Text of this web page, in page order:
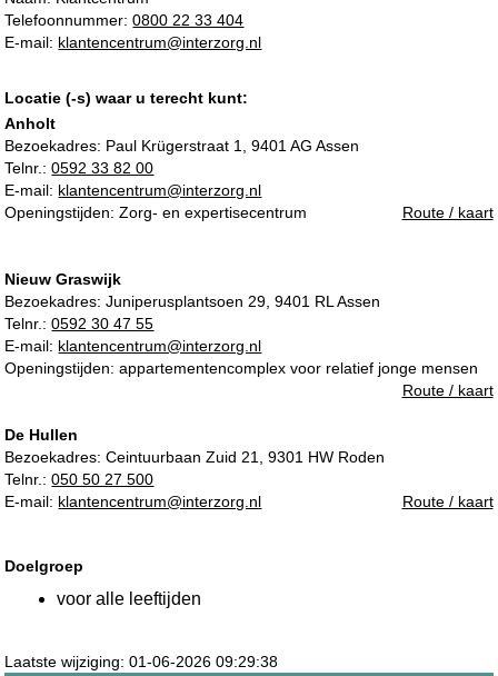
Telefoonnummer:0800 22 33 404
E-mail: klantencentrum@interzorg.nl
Locatie (-s) waar u terecht kunt:
Anholt
Bezoekadres: Paul Krügerstraat 1, 9401 AG Assen
Telnr.:0592 33 82 00
E-mail: klantencentrum@interzorg.nl
Openingstijden: Zorg- en expertisecentrum
Route / kaart
Nieuw Graswijk
Bezoekadres:Juniperusplantsoen 29, 9401 RL Assen
Telnr.:0592 30 47 55
E-mail: klantencentrum@interzorg.nl
Openingstijden: appartementencomplex voor relatief jonge mensen
Route / kaart
De Hullen
Bezoekadres:Ceintuurbaan Zuid 21, 9301 HW Roden
Telnr.:050 50 27 500
E-mail: klantencentrum@interzorg.nl Route / kaart
Doelgroep
voor alle leeftijden
Laatste wijziging: 01-06-2026 09:29:38